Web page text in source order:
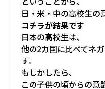
日・米・中の高校生の
コチラが結果です
日本の高校生は、
他の2カ国に比べてネ
す。
もしかしたら、
この子供の頃からの意